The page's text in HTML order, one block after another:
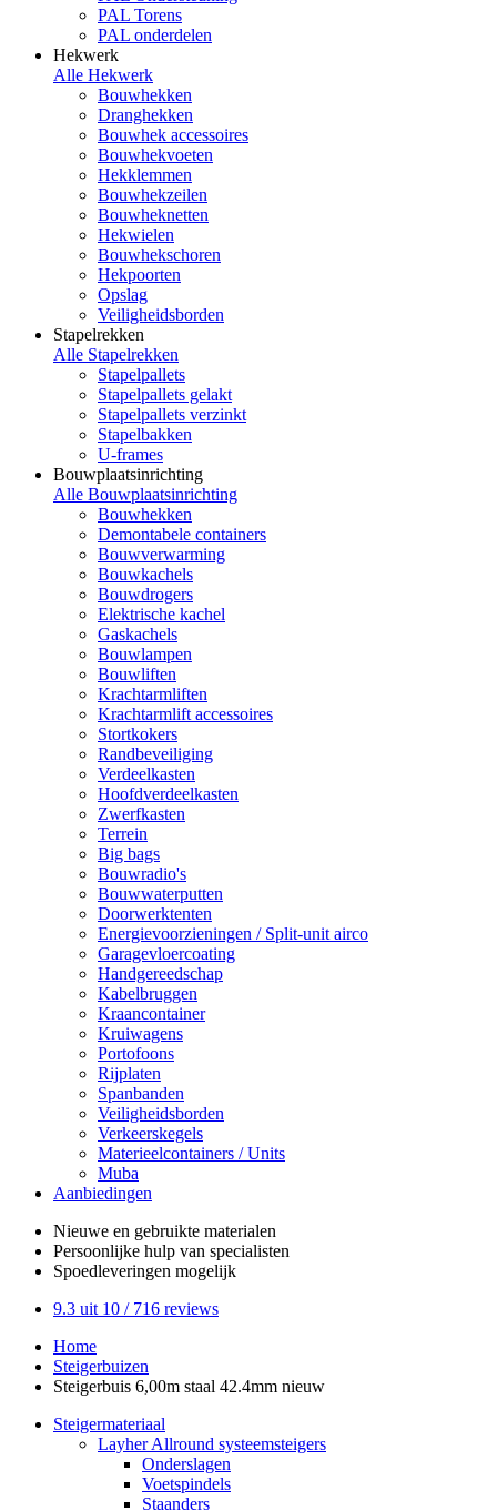
PAL Torens
PAL onderdelen
Hekwerk
Alle Hekwerk
Bouwhekken
Dranghekken
Bouwhek accessoires
Bouwhekvoeten
Hekklemmen
Bouwhekzeilen
Bouwheknetten
Hekwielen
Bouwhekschoren
Hekpoorten
Opslag
Veiligheidsborden
Stapelrekken
Alle Stapelrekken
Stapelpallets
Stapelpallets gelakt
Stapelpallets verzinkt
Stapelbakken
U-frames
Bouwplaatsinrichting
Alle Bouwplaatsinrichting
Bouwhekken
Demontabele containers
Bouwverwarming
Bouwkachels
Bouwdrogers
Elektrische kachel
Gaskachels
Bouwlampen
Bouwliften
Krachtarmliften
Krachtarmlift accessoires
Stortkokers
Randbeveiliging
Verdeelkasten
Hoofdverdeelkasten
Zwerfkasten
Terrein
Big bags
Bouwradio's
Bouwwaterputten
Doorwerktenten
Energievoorzieningen / Split-unit airco
Garagevloercoating
Handgereedschap
Kabelbruggen
Kraancontainer
Kruiwagens
Portofoons
Rijplaten
Spanbanden
Veiligheidsborden
Verkeerskegels
Materieelcontainers / Units
Muba
Aanbiedingen
Nieuwe en gebruikte materialen
Persoonlijke hulp van specialisten
Spoedleveringen mogelijk
9.3 uit 10 / 716 reviews
Home
Steigerbuizen
Steigerbuis 6,00m staal 42.4mm nieuw
Steigermateriaal
Layher Allround systeemsteigers
Onderslagen
Voetspindels
Staanders